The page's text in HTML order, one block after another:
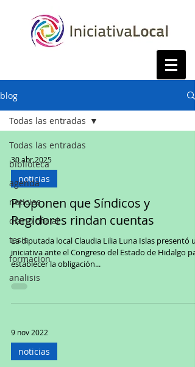
blog
Todas las entradas
biblioteca
agenda
noticias
diario oficial
tesis
formacion
analisis
Todas las entradas
30 abr 2025
noticias
Proponen que Síndicos y
Regidores rindan cuentas
La diputada local Claudia Lilia Luna Islas presentó
iniciativa ante el Congreso del Estado de Hidalgo
establecer la obligación...
9 nov 2022
noticias